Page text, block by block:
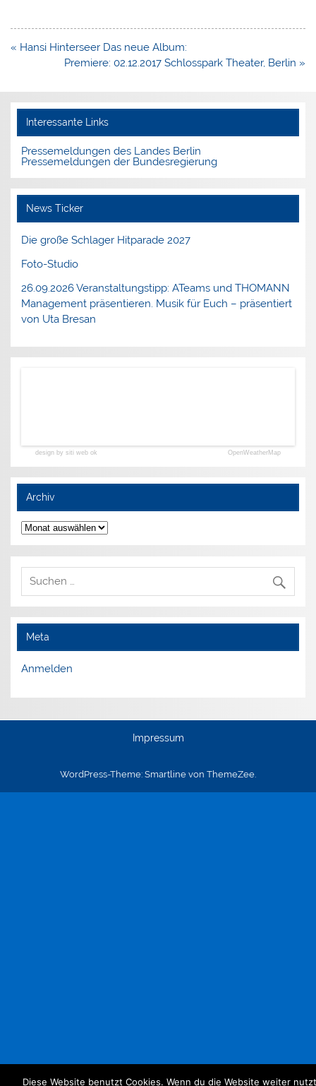
Beitragsnavigation
« Hansi Hinterseer Das neue Album:
Premiere: 02.12.2017 Schlosspark Theater, Berlin »
Interessante Links
Pressemeldungen des Landes Berlin
Pressemeldungen der Bundesregierung
News Ticker
Die große Schlager Hitparade 2027
Foto-Studio
26.09.2026 Veranstaltungstipp: ATeams und THOMANN
Management präsentieren. Musik für Euch – präsentiert
von Uta Bresan
design by siti web ok OpenWeatherMap
Archiv
Archiv
Meta
Anmelden
Impressum
WordPress-Theme: Smartline von ThemeZee.
Diese Website benutzt Cookies. Wenn du die Website weiter